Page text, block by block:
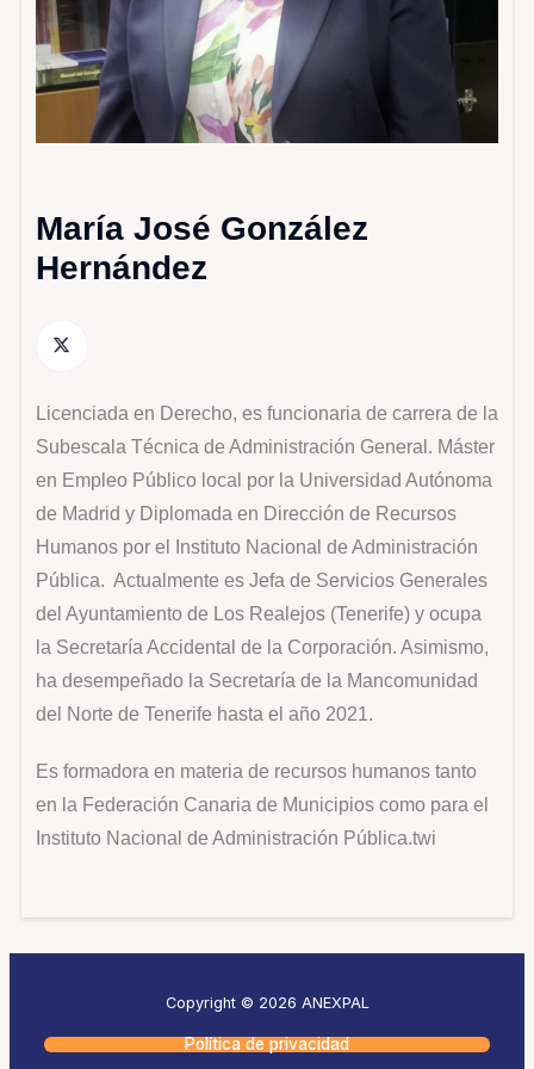
María José González
Hernández
Licenciada en Derecho, es funcionaria de carrera de la
Subescala Técnica de Administración General. Máster
en Empleo Público local por la Universidad Autónoma
de Madrid y Diplomada en Dirección de Recursos
Humanos por el Instituto Nacional de Administración
Pública. Actualmente es Jefa de Servicios Generales
del Ayuntamiento de Los Realejos (Tenerife) y ocupa
la Secretaría Accidental de la Corporación. Asimismo,
ha desempeñado la Secretaría de la Mancomunidad
del Norte de Tenerife hasta el año 2021.
Es formadora en materia de recursos humanos tanto
en la Federación Canaria de Municipios como para el
Instituto Nacional de Administración Pública.twi
Copyright © 2026 ANEXPAL
Política de privacidad